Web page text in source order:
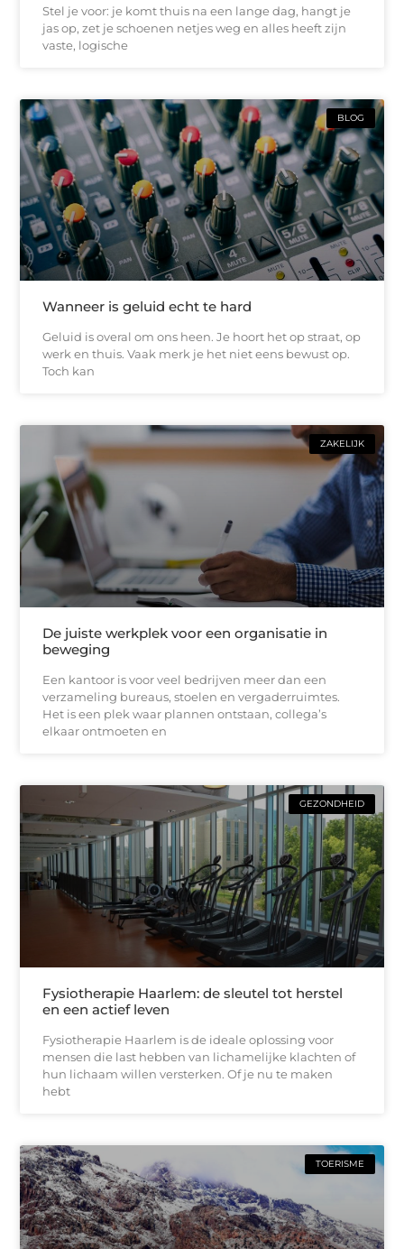
Stel je voor: je komt thuis na een lange dag, hangt je
jas op, zet je schoenen netjes weg en alles heeft zijn
vaste, logische
BLOG
Wanneer is geluid echt te hard
Geluid is overal om ons heen. Je hoort het op straat, op
werk en thuis. Vaak merk je het niet eens bewust op.
Toch kan
ZAKELIJK
De juiste werkplek voor een organisatie in
beweging
Een kantoor is voor veel bedrijven meer dan een
verzameling bureaus, stoelen en vergaderruimtes.
Het is een plek waar plannen ontstaan, collega’s
elkaar ontmoeten en
GEZONDHEID
Fysiotherapie Haarlem: de sleutel tot herstel
en een actief leven
Fysiotherapie Haarlem is de ideale oplossing voor
mensen die last hebben van lichamelijke klachten of
hun lichaam willen versterken. Of je nu te maken
hebt
TOERISME